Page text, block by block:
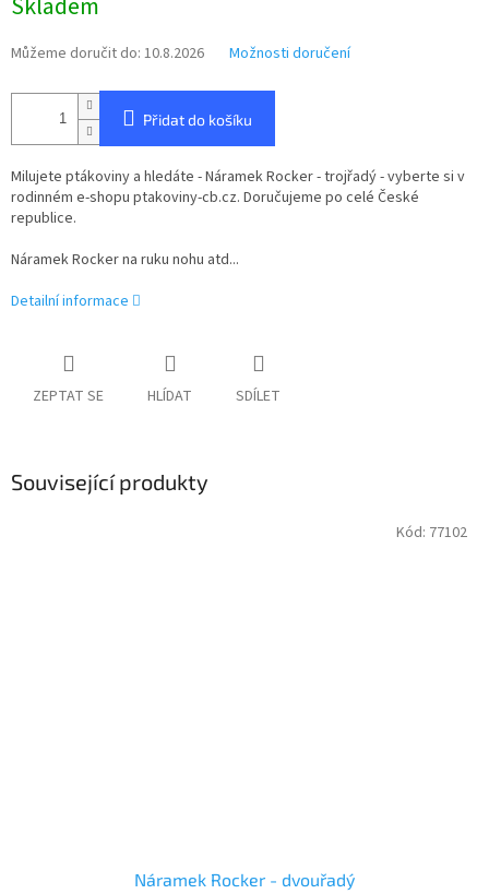
cena:
Můžeme doručit do: 10.8.2026 Možnosti doručení
Přidat do košíku
Milujete ptákoviny a hledáte - Náramek Rocker - trojřadý - vyberte si v
rodinném e-shopu ptakoviny-cb.cz. Doručujeme po celé České
republice.
Náramek Rocker na ruku nohu atd...
Detailní informace
ZEPTAT SE HLÍDAT SDÍLET
Související produkty
Náramek Rocker - dvouřadý
Kód: 77102